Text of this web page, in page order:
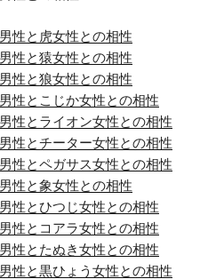
性と虎女性との相性
性と猿女性との相性
性と狼女性との相性
性とこじか女性との相性
性とライオン女性との相性
性とチーター女性との相性
性とペガサス女性との相性
性と象女性との相性
性とひつじ女性との相性
性とコアラ女性との相性
性とたぬき女性との相性
性と黒ひょう女性との相性